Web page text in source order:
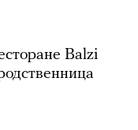
Balzi